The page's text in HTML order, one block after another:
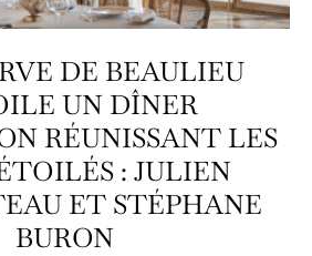
DE BEAULIEU
UN DÎNER
RÉUNISSANT LES
: JULIEN
ET STÉPHANE
BURON